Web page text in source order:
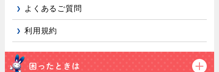
よくあるご質問
利用規約